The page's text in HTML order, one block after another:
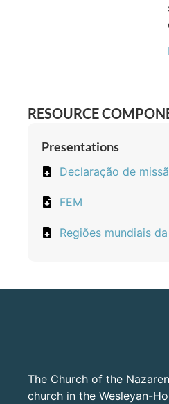
RESOURCE
Presentations
Declaração de
FEM
Regiões mundiais
The Church of the
church in the Wesleyan-